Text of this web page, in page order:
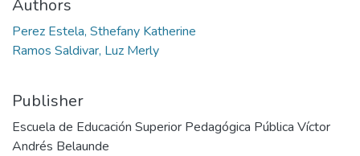
Authors
Perez Estela, Sthefany Katherine
Ramos Saldivar, Luz Merly
Publisher
Escuela de Educación Superior Pedagógica Pública Víctor
Andrés Belaunde